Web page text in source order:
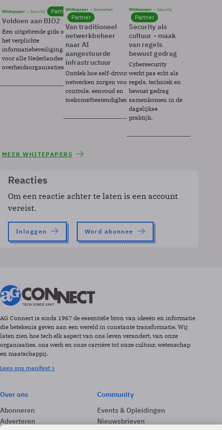
Whitepaper Security Partner
Voldoen aan BIO2
Een uitgebreide gids over BIO2,
het verplichte
informatiebeveiligingsframework
voor alle Nederlandse
overheidsorganisaties.
Whitepaper Netwerken
Partner
Van traditioneel
netwerkbeheer
naar AI
aangestuurde
infrastructuur
Ontdek hoe self-driving
netwerken zorgen voor
controle, eenvoud en
toekomstbestendigheid.
Whitepaper Security
Partner
Security als
cultuur - maak
van regels
bewust gedrag
Cybersecurity
werkt pas echt als
regels, techniek en
bewust gedrag
samenkomen in de
dagelijkse
praktijk.
MEER WHITEPAPERS
Reacties
Om een reactie achter te laten is een account
vereist.
Inloggen Word abonnee
AG Connect is sinds 1967 de essentiële bron van ideeën en informatie
die betekenis geven aan een wereld in constante transformatie. Wij
laten zien hoe tech elk aspect van ons leven verandert, van onze
organisaties, ons werk en onze carrière tot onze cultuur, wetenschap
en maatschappij.
Lees ons manifest >
Over ons
Abonneren
Adverteren
Community
Events & Opleidingen
Nieuwsbrieven